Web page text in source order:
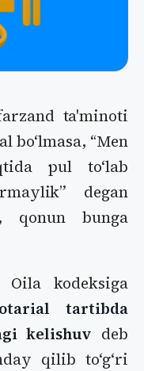
ta'minoti
boʻlmasa, “Men
pul toʻlab
degan
qonun bunga
Oila kodeksiga
tartibda
kelishuv deb
qilib toʻgʻri